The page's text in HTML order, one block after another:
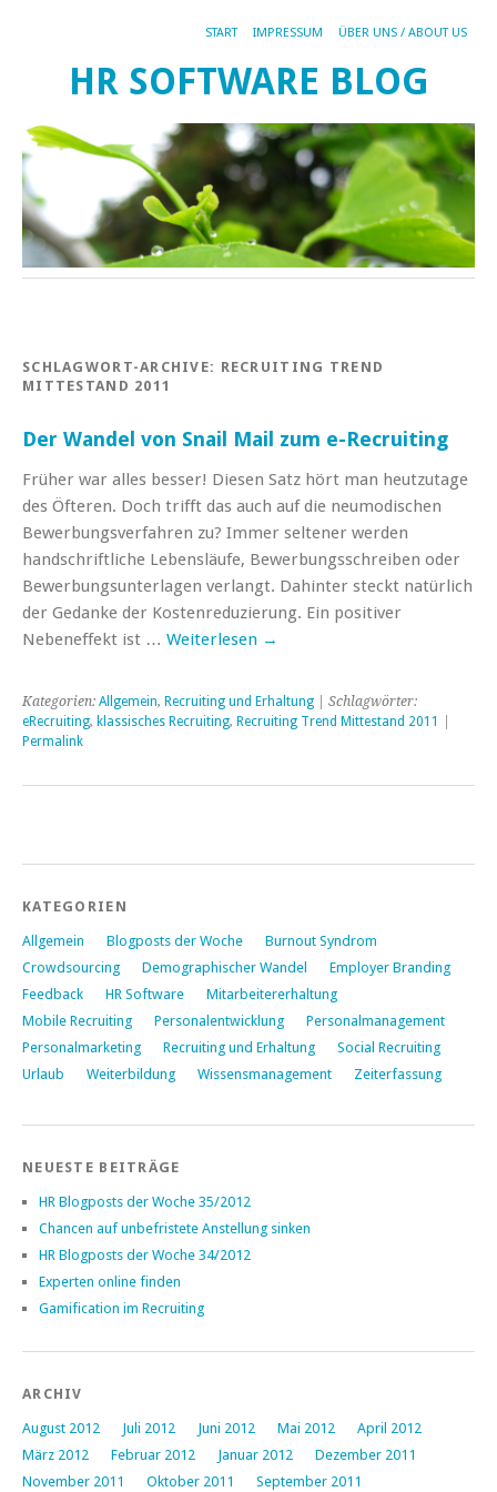
START IMPRESSUM ÜBER UNS / ABOUT US
HR SOFTWARE BLOG
SCHLAGWORT-ARCHIVE: RECRUITING TREND
MITTESTAND 2011
Der Wandel von Snail Mail zum e-Recruiting
Früher war alles besser! Diesen Satz hört man heutzutage
des Öfteren. Doch trifft das auch auf die neumodischen
Bewerbungsverfahren zu? Immer seltener werden
handschriftliche Lebensläufe, Bewerbungsschreiben oder
Bewerbungsunterlagen verlangt. Dahinter steckt natürlich
der Gedanke der Kostenreduzierung. Ein positiver
Nebeneffekt ist … Weiterlesen →
Kategorien: Allgemein, Recruiting und Erhaltung | Schlagwörter:
eRecruiting, klassisches Recruiting, Recruiting Trend Mittestand 2011
Permalink
KATEGORIEN
Allgemein Blogposts der Woche
Burnout Syndrom
Crowdsourcing
Demographischer Wandel
Employer Branding
Feedback
HR Software
Mitarbeitererhaltung
Mobile Recruiting
Personalentwicklung
Personalmanagement
Personalmarketing
Recruiting und Erhaltung
Social Recruiting
Urlaub
Weiterbildung Wissensmanagement Zeiterfassung
NEUESTE BEITRÄGE
HR Blogposts der Woche 35/2012
Chancen auf unbefristete Anstellung sinken
HR Blogposts der Woche 34/2012
Experten online finden
Gamification im Recruiting
ARCHIV
August 2012 Juli 2012 Juni 2012 Mai 2012
April 2012
März 2012
Februar 2012 Januar 2012
Dezember 2011
November 2011
Oktober 2011 September 2011